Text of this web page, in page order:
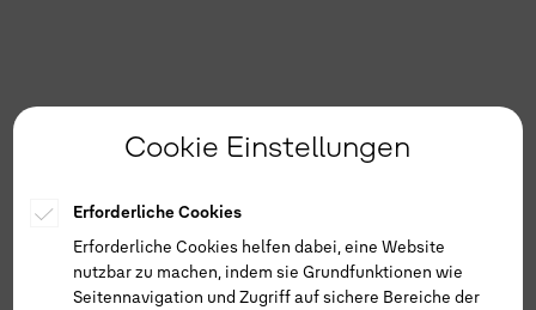
Cookie Einstellungen
Erforderliche Cookies
Erforderliche Cookies helfen dabei, eine Website
nutzbar zu machen, indem sie Grundfunktionen wie
Seitennavigation und Zugriff auf sichere Bereiche der